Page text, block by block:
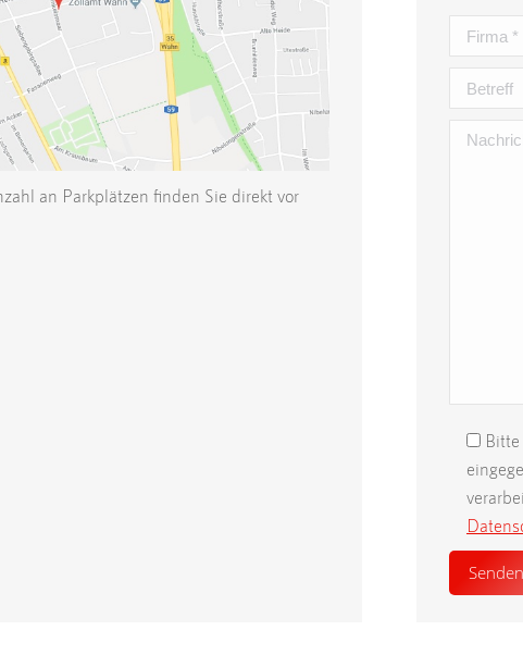
an Parkplätzen finden Sie direkt vor
lasse
dieses
Feld
leer.